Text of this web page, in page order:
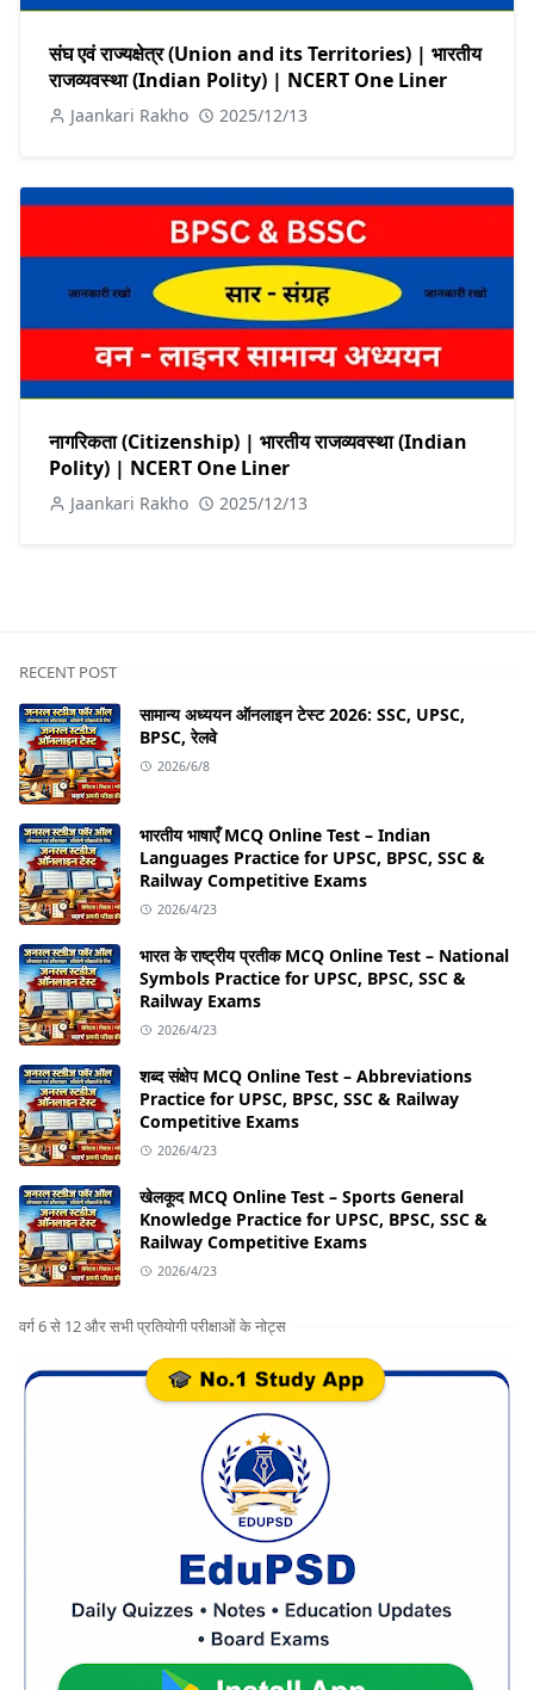
संघ एवं राज्यक्षेत्र (Union and its Territories) | भारतीय
राजव्यवस्था (Indian Polity) | NCERT One Liner
Jaankari Rakho 2025/12/13
नागरिकता (Citizenship) | भारतीय राजव्यवस्था (Indian
Polity) | NCERT One Liner
Jaankari Rakho 2025/12/13
RECENT POST
सामान्य अध्ययन ऑनलाइन टेस्ट 2026: SSC, UPSC,
BPSC, रेलवे
2026/6/8
भारतीय भाषाएँ MCQ Online Test – Indian
Languages Practice for UPSC, BPSC, SSC &
Railway Competitive Exams
2026/4/23
भारत के राष्ट्रीय प्रतीक MCQ Online Test – National
Symbols Practice for UPSC, BPSC, SSC &
Railway Exams
2026/4/23
शब्द संक्षेप MCQ Online Test – Abbreviations
Practice for UPSC, BPSC, SSC & Railway
Competitive Exams
2026/4/23
खेलकूद MCQ Online Test – Sports General
Knowledge Practice for UPSC, BPSC, SSC &
Railway Competitive Exams
2026/4/23
वर्ग 6 से 12 और सभी प्रतियोगी परीक्षाओं के नोट्स